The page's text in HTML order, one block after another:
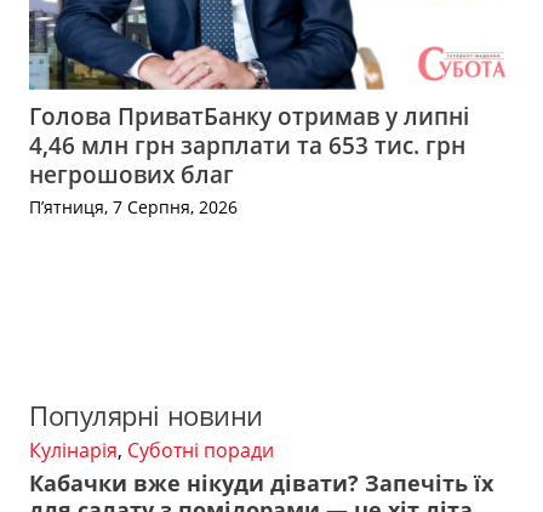
Голова ПриватБанку отримав у липні
4,46 млн грн зарплати та 653 тис. грн
негрошових благ
П’ятниця, 7 Серпня, 2026
Популярні новини
Кулінарія, Суботні поради
Кабачки вже нікуди дівати? Запечіть їх